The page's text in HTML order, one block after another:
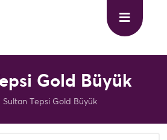
Gold Büyük
Sultan Tepsi Gold Büyük